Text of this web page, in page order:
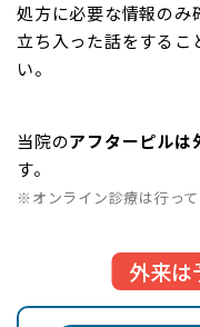
処方に必要な情報のみ
立ち入った話をするこ
い。
当院のアフターピルは
す。
※オンライン診療は行って